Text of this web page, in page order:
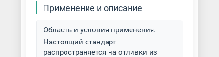
Применение и описание
Область и условия применения:
Настоящий стандарт
распространяется на отливки из